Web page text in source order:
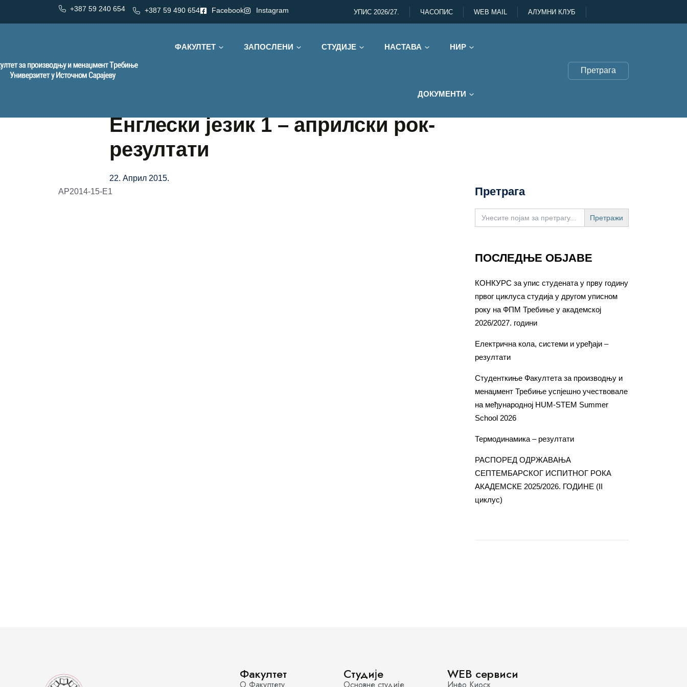
+387 59 240 654 +387 59 490 654 Facebook Instagram УПИС 2026/27. ЧАСОПИС WEB MAIL АЛУМНИ КЛУБ
ФАКУЛТЕТ ЗАПОСЛЕНИ СТУДИЈЕ НАСТАВА НИР
ДОКУМЕНТИ
Претрага
Енглески језик 1 – априлски рок-
резултати
22. Април 2015.
АР2014-15-Е1
Претрага
Search
for:
ПОСЛЕДЊЕ ОБЈАВЕ
КОНКУРС за упис студената у прву годину
првог циклуса студија у другом уписном
року на ФПМ Требиње у академској
2026/2027. години
Електрична кола, системи и уређаји –
резултати
Студенткиње Факултета за производњу и
менаџмент Требиње успјешно учествовале
на међународној HUM-STEM Summer
School 2026
Термодинамика – резултати
РАСПОРЕД ОДРЖАВАЊА
СЕПТЕМБАРСКОГ ИСПИТНОГ РОКА
АКАДЕМСКЕ 2025/2026. ГОДИНЕ (II
циклус)
Факултет Студије WEB сервиси